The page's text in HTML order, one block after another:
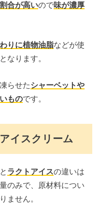
合が高いので味が濃厚
りに植物油脂などが使
となります。
らせたシャーベットや
ものです。
イスクリーム
と ラクトアイスの違いは
のみで、原材料につい
ません。